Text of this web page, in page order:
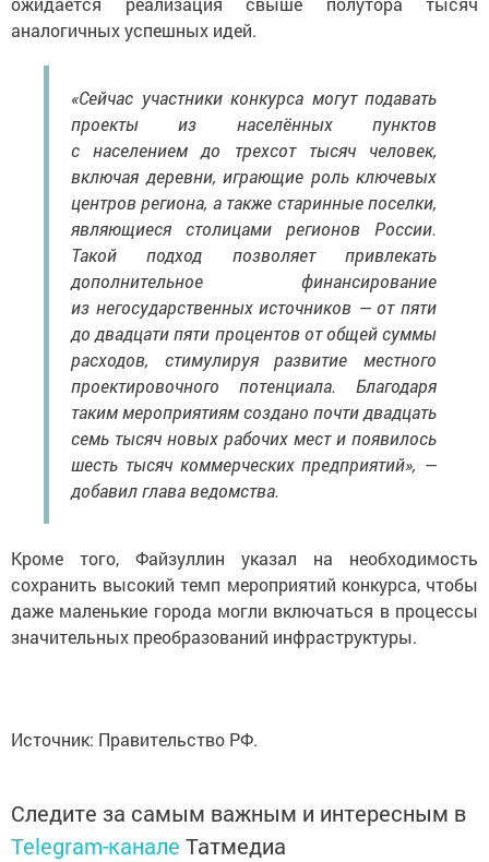
аналогичных успешных идей.
«Сейчас участники конкурса могут подавать
проекты из населённых пунктов
с населением до трехсот тысяч человек,
включая деревни, играющие роль ключевых
центров региона, а также старинные поселки,
являющиеся столицами регионов России.
Такой подход позволяет привлекать
дополнительное финансирование
из негосударственных источников — от пяти
до двадцати пяти процентов от общей суммы
расходов, стимулируя развитие местного
проектировочного потенциала. Благодаря
таким мероприятиям создано почти двадцать
семь тысяч новых рабочих мест и появилось
шесть тысяч коммерческих предприятий», —
добавил глава ведомства.
Кроме того, Файзуллин указал на необходимость
сохранить высокий темп мероприятий конкурса, чтобы
даже маленькие города могли включаться в процессы
значительных преобразований инфраструктуры.
Источник: Правительство РФ.
Следите за самым важным и интересным в
Telegram-канале Татмедиа